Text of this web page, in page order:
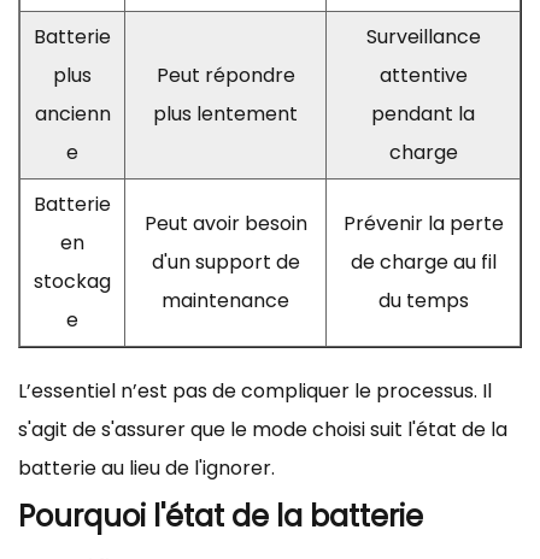
Batterie
plus
ancienn
e
Peut répondre
plus lentement
Surveillance
attentive
pendant la
charge
Batterie
en
stockag
e
Peut avoir besoin
d'un support de
maintenance
Prévenir la perte
de charge au fil
du temps
L’essentiel n’est pas de compliquer le processus. Il
s'agit de s'assurer que le mode choisi suit l'état de la
batterie au lieu de l'ignorer.
Pourquoi l'état de la batterie